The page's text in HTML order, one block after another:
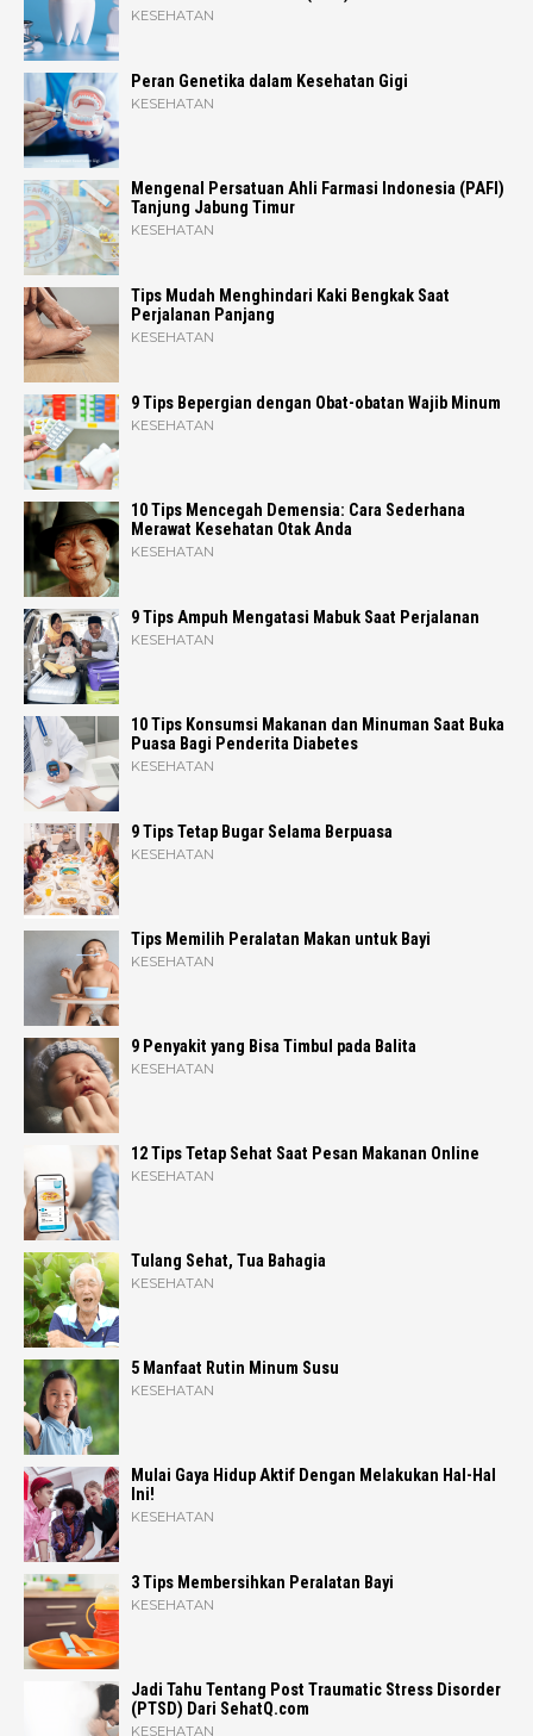
KESEHATAN
Peran Genetika dalam Kesehatan Gigi
KESEHATAN
Mengenal Persatuan Ahli Farmasi Indonesia (PAFI)
Tanjung Jabung Timur
KESEHATAN
Tips Mudah Menghindari Kaki Bengkak Saat
Perjalanan Panjang
KESEHATAN
9 Tips Bepergian dengan Obat-obatan Wajib Minum
KESEHATAN
10 Tips Mencegah Demensia: Cara Sederhana
Merawat Kesehatan Otak Anda
KESEHATAN
9 Tips Ampuh Mengatasi Mabuk Saat Perjalanan
KESEHATAN
10 Tips Konsumsi Makanan dan Minuman Saat Buka
Puasa Bagi Penderita Diabetes
KESEHATAN
9 Tips Tetap Bugar Selama Berpuasa
KESEHATAN
Tips Memilih Peralatan Makan untuk Bayi
KESEHATAN
9 Penyakit yang Bisa Timbul pada Balita
KESEHATAN
12 Tips Tetap Sehat Saat Pesan Makanan Online
KESEHATAN
Tulang Sehat, Tua Bahagia
KESEHATAN
5 Manfaat Rutin Minum Susu
KESEHATAN
Mulai Gaya Hidup Aktif Dengan Melakukan Hal-Hal
Ini!
KESEHATAN
3 Tips Membersihkan Peralatan Bayi
KESEHATAN
Jadi Tahu Tentang Post Traumatic Stress Disorder
(PTSD) Dari SehatQ.com
KESEHATAN